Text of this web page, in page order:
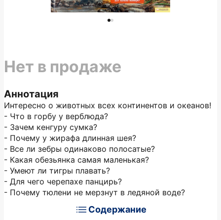
Аннотация
Интересно о животных всех континентов и океанов!
- Что в горбу у верблюда?
- Зачем кенгуру сумка?
- Почему у жирафа длинная шея?
- Все ли зебры одинаково полосатые?
- Какая обезьянка самая маленькая?
- Умеют ли тигры плавать?
- Для чего черепахе панцирь?
- Почему тюлени не мерзнут в ледяной воде?
Содержание
Нет в продаже